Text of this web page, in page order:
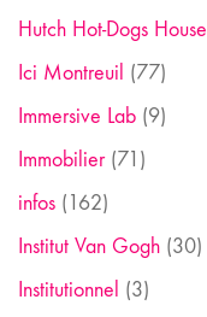
Hutch Hot-Dogs House
Ici Montreuil (77)
Immersive Lab (9)
Immobilier(71)
infos (162)
Institut Van Gogh (30)
Institutionnel (3)